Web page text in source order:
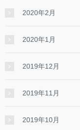
2020年2月
2020年1月
2019年12月
2019年11月
2019年10月